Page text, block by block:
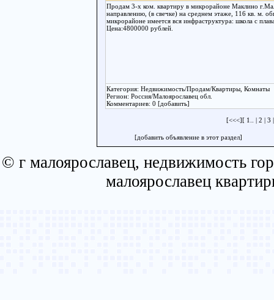
Продам 3-х ком. квартиру в микрорайоне Маклино
направлению, (в свечке) на среднем этаже, 116 кв. м.
микрорайоне имеется вся инфраструктура: школа с
Цена:4800000 рублей.
Категория: Недвижимость/Продам/Квартиры, Комнаты
Регион: Россия/Малоярославец обл.
Комментариев: 0 [добавить]
[<<<][ 1.. | 2 | 3
[добавить объявление в этот раздел]
© г малоярославец, недвижимость
малоярославец